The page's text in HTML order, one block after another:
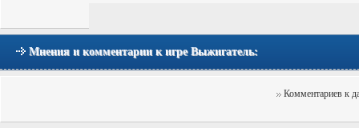
Мнения и комментарии к игре Выжигатель:
Комментариев к